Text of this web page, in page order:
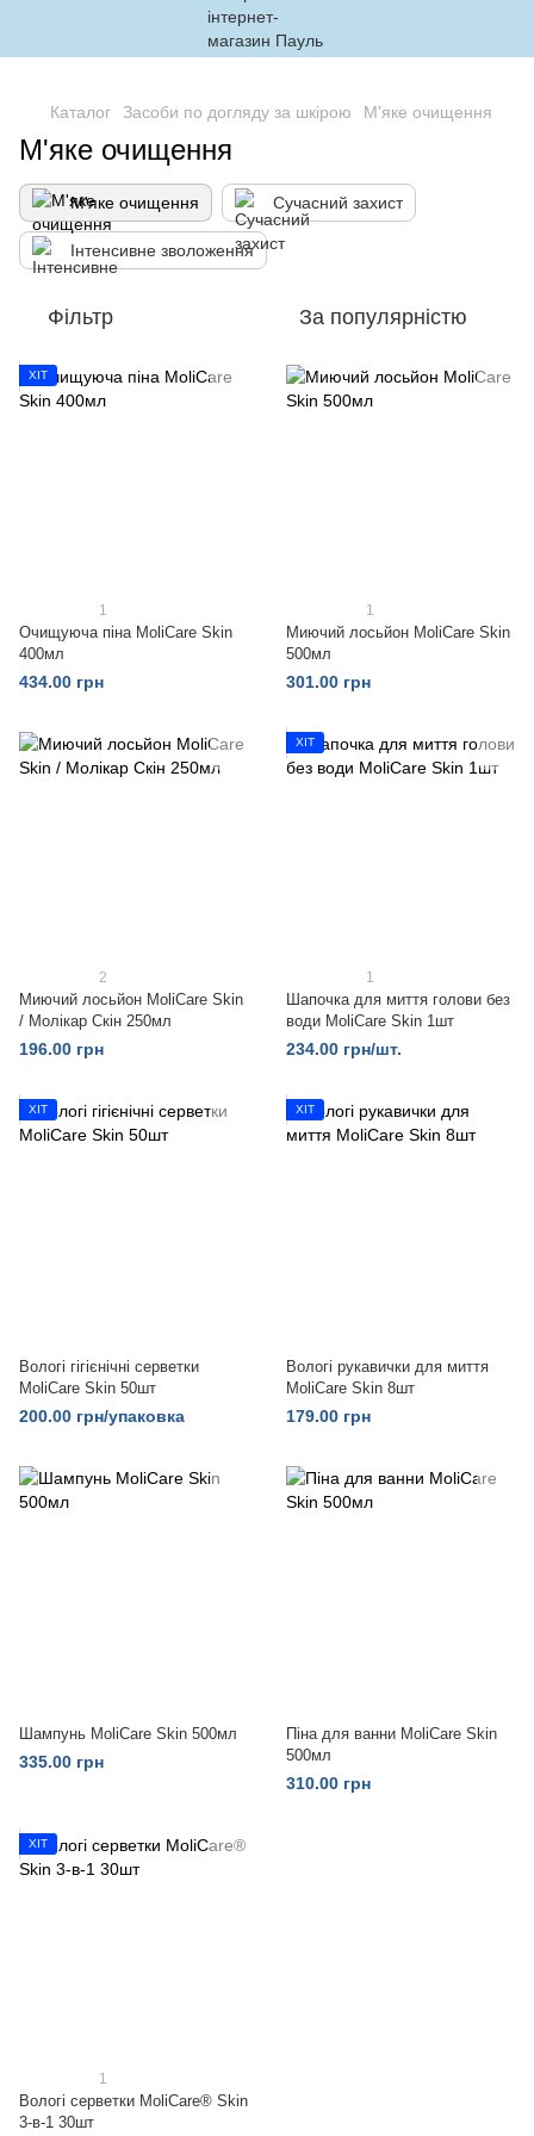
Каталог Засоби по догляду за шкірою М'яке очищення
М'яке очищення
М'яке очищення Сучасний захист
Інтенсивне зволоження
Фільтр За популярністю
ХІТ
1
Очищуюча піна MoliCare Skin
400мл
434.00 грн
1
Миючий лосьйон MoliCare Skin
500мл
301.00 грн
2
Миючий лосьйон MoliCare Skin
/ Молікар Скін 250мл
196.00 грн
ХІТ
1
Шапочка для миття голови без
води MoliCare Skin 1шт
234.00 грн/шт.
ХІТ
Вологі гігієнічні серветки
MoliCare Skin 50шт
200.00 грн/упаковка
ХІТ
Вологі рукавички для миття
MoliCare Skin 8шт
179.00 грн
Шампунь MoliCare Skin 500мл
335.00 грн
Піна для ванни MoliCare Skin
500мл
310.00 грн
ХІТ
1
Вологі серветки MoliCare® Skin
3-в-1 30шт